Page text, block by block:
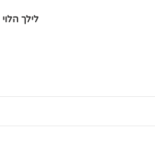
לילך הלוי